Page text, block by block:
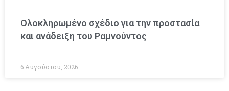
Ολοκληρωμένο σχέδιο για την προστασία
και ανάδειξη του Ραμνούντος
6 Αυγούστου, 2026